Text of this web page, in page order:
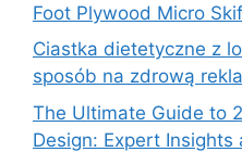
Foot Plywood Micro
Ciastka dietetyczne z
sposób na zdrową
The Ultimate Guide to
Design: Expert Insights